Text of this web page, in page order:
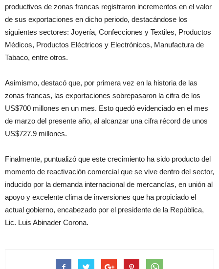
productivos de zonas francas registraron incrementos en el valor
de sus exportaciones en dicho periodo, destacándose los
siguientes sectores: Joyería, Confecciones y Textiles, Productos
Médicos, Productos Eléctricos y Electrónicos, Manufactura de
Tabaco, entre otros.
Asimismo, destacó que, por primera vez en la historia de las
zonas francas, las exportaciones sobrepasaron la cifra de los
US$700 millones en un mes. Esto quedó evidenciado en el mes
de marzo del presente año, al alcanzar una cifra récord de unos
US$727.9 millones.
Finalmente, puntualizó que este crecimiento ha sido producto del
momento de reactivación comercial que se vive dentro del sector,
inducido por la demanda internacional de mercancías, en unión al
apoyo y excelente clima de inversiones que ha propiciado el
actual gobierno, encabezado por el presidente de la República,
Lic. Luis Abinader Corona.